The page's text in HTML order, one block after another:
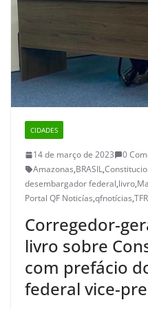
CIDADES
14 de março de 2023
0
Amazonas,BRASIL,
desembargador federal,livro,
Portal QF Noticías,qfnotícias,
Corregedor-
livro sobre
com prefácio
federal vice-